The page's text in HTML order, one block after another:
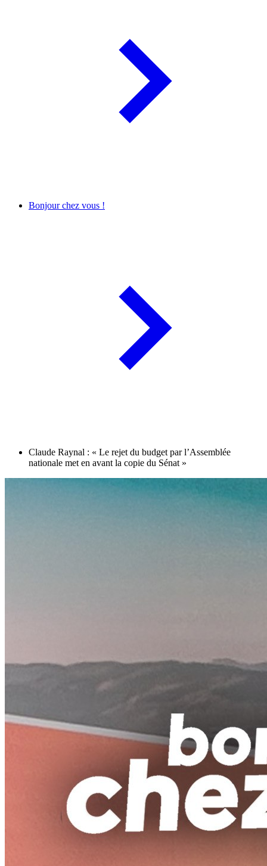
Bonjour chez vous !
Claude Raynal : « Le rejet du budget par l’Assemblée
nationale met en avant la copie du Sénat »